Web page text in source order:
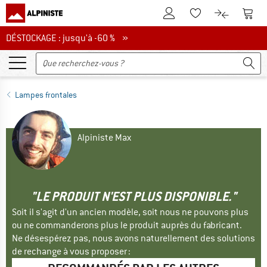
Vers le compte client
Vers la liste
Vers le
DÉSTOCKAGE : jusqu'à -60 %
DÉSTOCKAGE : jusqu'à -60 % »
Lampes frontales
Alpiniste Max
"LE PRODUIT N'EST PLUS DISPONIBLE."
Soit il s'agit d'un ancien modèle, soit nous ne pouvons plus
ou ne commanderons plus le produit auprès du fabricant.
Ne désespérez pas, nous avons naturellement des solutions
de rechange à vous proposer :